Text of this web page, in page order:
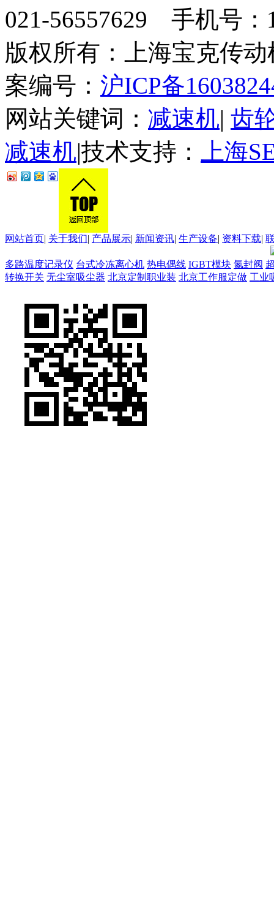
021-56557629 手机号：
版权所有：上海宝克
案编号： 沪ICP备
网站关键词： 减速机| 齿
减速机|技术支持： 上海
网站首页| 关于我们| 产品展示| 新闻资讯| 生产设备| 资料下载|
多路温度记录仪 台式冷冻离心机 热电偶线 IGBT模块 氮封阀
转换开关 无尘室吸尘器 北京定制职业装 北京工作服定做 工业